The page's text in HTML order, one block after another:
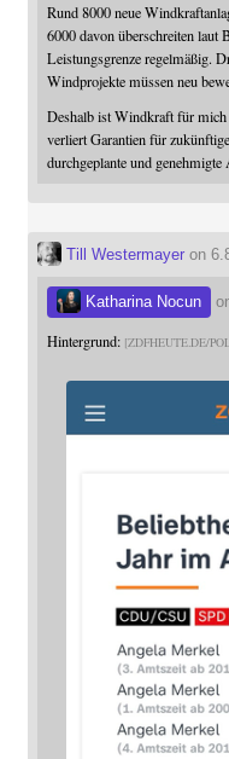
Rund 8000 neue
6000 davon überschreiten laut
Leistungsgrenze regelmäßig.
Windprojekte müssen neu
Deshalb ist Windkraft für mich
verliert Garantien für
durchgeplante und genehmigte
Till Westermayeron
Katharina Nocun
Hintergrund: ZDFHEUTE.DE/